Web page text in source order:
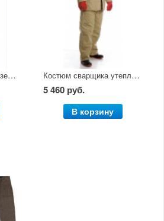
Костюм сварщика брезентовый Костюм сварщика утепленный
5 460 руб.
В корзину